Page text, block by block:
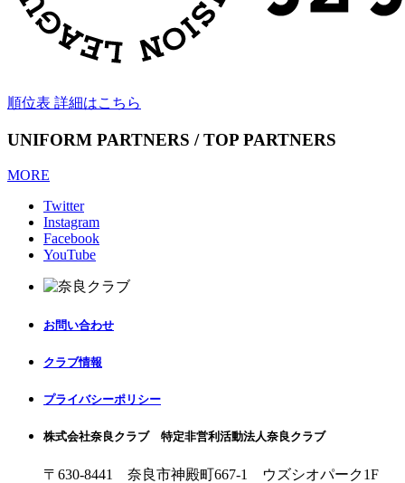
順位表 詳細はこちら
UNIFORM PARTNERS / TOP PARTNERS
MORE
Twitter
Instagram
Facebook
YouTube
お問い合わせ
クラブ情報
プライバシーポリシー
株式会社奈良クラブ 特定非営利活動法人奈良クラブ
〒630-8441 奈良市神殿町667-1
ウズシオパーク1F